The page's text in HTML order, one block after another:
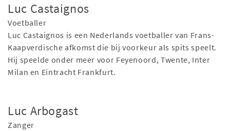
Luc Castaignos
Voetballer
Luc Castaignos is een Nederlands voetballer van Frans-
Kaapverdische afkomst die bij voorkeur als spits speelt.
Hij speelde onder meer voor Feyenoord, Twente, Inter
Milan en Eintracht Frankfurt.
Luc Arbogast
Zanger